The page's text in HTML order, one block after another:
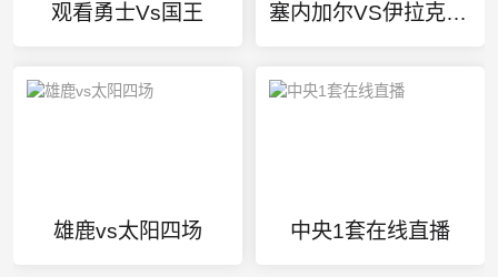
观看勇士Vs国王 塞内加尔VS伊拉克今日赛事直播
雄鹿vs太阳四场 中央1套在线直播